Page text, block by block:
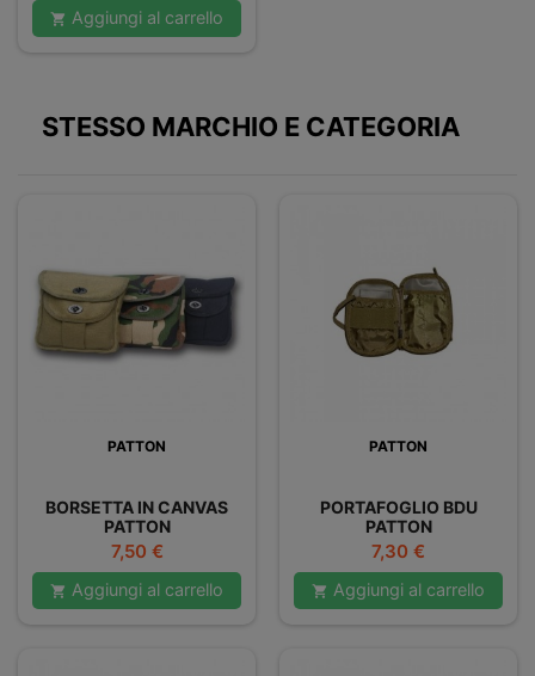
base
 Aggiungi al carrello
STESSO MARCHIO E CATEGORIA
PATTON
BORSETTA IN CANVAS
PATTON
Prezzo
7,50 €
 Aggiungi al carrello
PATTON
PORTAFOGLIO BDU
PATTON
Prezzo
7,30 €
 Aggiungi al carrello